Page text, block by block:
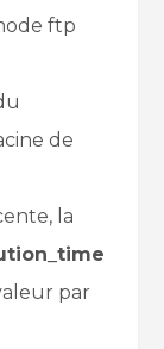
ftp
de
la
par